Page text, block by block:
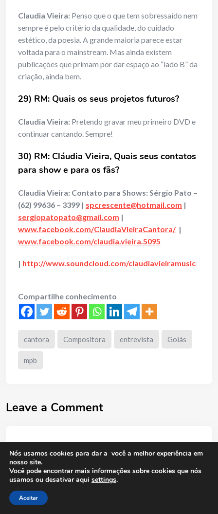
Claudia Vieira: Penso que o que tem sobressaído nem
sempre é pelo critério da qualidade, do cuidado
estético, da poesia. A grande maioria parece estar
voltada para o mainstream. Mas ainda existem
publicações que primam por dar espaço ao “lado B” da
criação, ainda bem.
29) RM: Quais os seus projetos futuros?
Claudia Vieira: Pretendo gravar meu primeiro DVD e
continuar cantando. Sempre!
30) RM: Cláudia Vieira, Quais seus contatos
para show e para os fãs?
Claudia Vieira: Contato para Shows: Sérgio Pato –
(62) 99636 – 3399 | spcrescente@hotmail.com |
sergiopatopato@gmail.com |
www.facebook.com/ClaudiaVieiraCantora/|
www.facebook.com/claudia.vieira.5095
| http://www.soundcloud.com/claudiavieiramusic
Compartilhe conhecimento
cantora Compositora entrevista Goiás
mpb
Leave a Comment
O seu endereço de e-mail não será publicado.Campos
obrigatórios são marcados com *
Comment
Nós usamos cookies para dar a você a melhor experiência em
nosso site.
Você pode encontrar mais informações sobre cookies que nós
usamos ou desativar aqui settings.
Aceitar